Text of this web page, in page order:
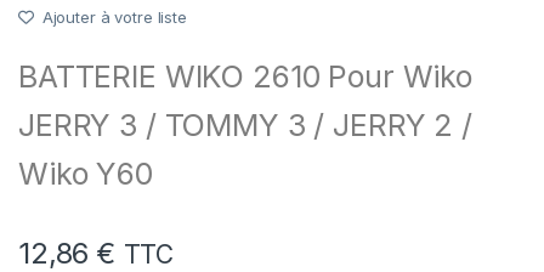
Ajouter à votre liste
BATTERIE WIKO 2610 Pour Wiko
JERRY 3 / TOMMY 3 / JERRY 2 /
Wiko Y60
12,86 € TTC